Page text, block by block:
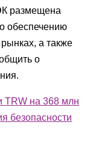
размещена
обеспечению
а также
о
TRW на 368 млн
безопасности